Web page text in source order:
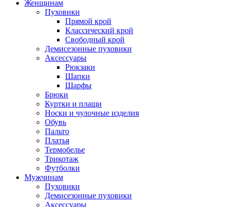
Женщинам
Пуховики
Прямой крой
Классический крой
Свободный крой
Демисезонные пуховики
Аксессуары
Рюкзаки
Шапки
Шарфы
Брюки
Куртки и плащи
Носки и чулочные изделия
Обувь
Пальто
Платья
Термобелье
Трикотаж
Футболки
Мужчинам
Пуховики
Демисезонные пуховики
Аксессуары